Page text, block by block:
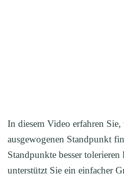
In diesem Video erfahren Sie,
ausgewogenen Standpunkt
Standpunkte besser
unterstützt Sie ein einfacher